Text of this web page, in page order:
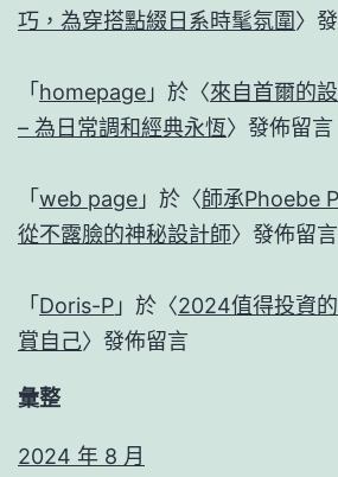
巧，為穿搭點綴日系時髦氛圍〉
「homepage 」於〈來自首爾的
– 為日常調和經典永恆〉發佈留言
「web page 」於〈師承Phoebe
從不露臉的神秘設計師〉發佈留言
「Doris-P 」於〈2024值得投資
賞自己〉發佈留言
彙整
2024 年 8 月